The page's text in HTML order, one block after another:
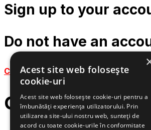
Sign up to your
Do not have an
Create an account
Create an
Acest site web folosește
cookie-uri
Acest site web folosește cookie-uri pentru a
îmbunătăți experiența utilizatorului. Prin
utilizarea site-ului nostru web, sunteți de
acord cu toate cookie-urile în conformitate